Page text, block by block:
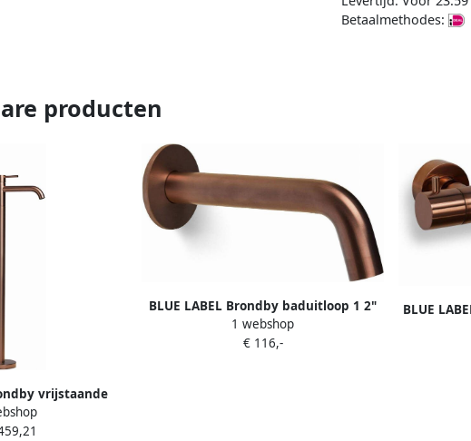
Betaalmethodes:
producten
vrijstaande
brons FK-
BR
BLUE LABEL Brondby baduitloop 1 2"
inkortbaar lengte 100-180mm met
rozet geborsteld brons
1 webshop
€ 116,-
BLUE
15cm